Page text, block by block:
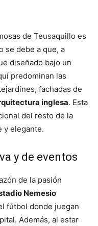
de Teusaquillo es
se debe a que, a
diseñado bajo un
predominan las
fachadas de
inglesa. Esta
del resto de la
y elegante.
y de eventos
de la pasión
Nemesio
fútbol donde juegan
Además, al estar